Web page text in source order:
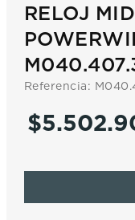
RELOJ
Referencia:
$5.502.